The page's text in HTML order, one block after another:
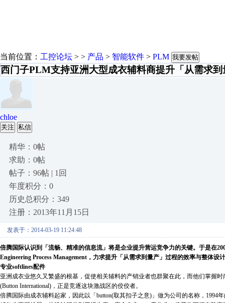
当前位置： 工控论坛 > > 产品 > 智能软件 > PLM 我要发帖
西门子PLM支持亚洲大型成衣辅料商提升「从需求
chloe
关注 私信
精华：0帖
求助：0帖
帖子：96帖 | 1回
年度积分：0
历史总积分：349
注册：2013年11月15日
发表于：2014-03-19 11:24:48
倍腾国际认识到「流畅、精准的信息流」将是企业提升营运竞争力的关键。于是在
Engineering Process Management，力求提升「从需求到量产」过程的效率与整体设
专业softlines配件
亚洲成衣业悠久又繁盛的根基，促使相关辅料的产销业者也群聚在此，而他们掌握
(Button International)，正是竞逐这块激战区的佼佼者。
倍腾国际由成衣辅料起家，因此以「button(取其扣子之意)」做为公司的名称，1994